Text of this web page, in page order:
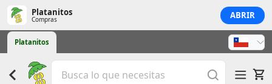
Platanitos
Compras ABRIR
Platanitos